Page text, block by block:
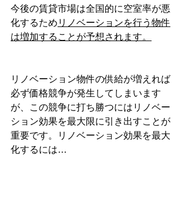
今後の賃貸市場は全国的に空室率が悪
化するため リノベーションを行う物件
は増加することが予想されます。
リノベーション物件の供給が増えれば
必ず価格競争が発生してしまいます
が、この競争に打ち勝つにはリノベー
ション効果を最大限に引き出すことが
重要です。リノベーション効果を最大
化するには…